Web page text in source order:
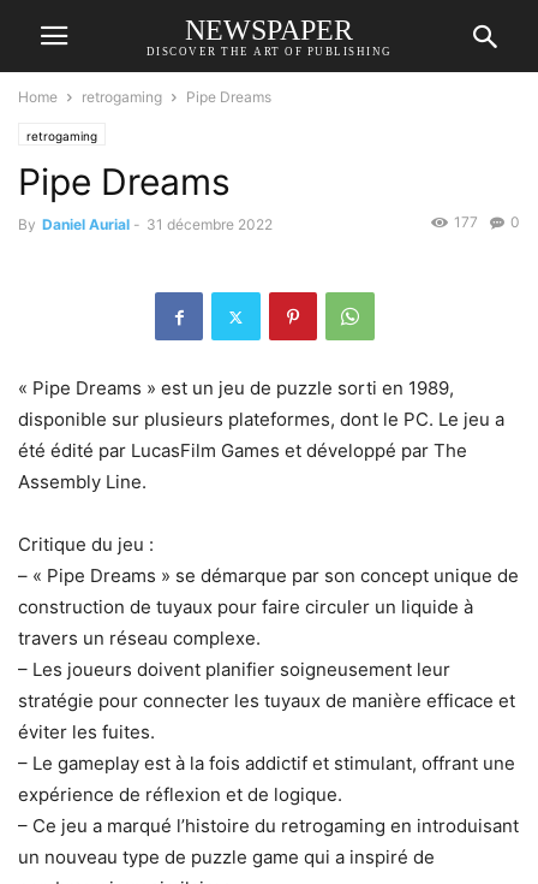
NEWSPAPER
DISCOVER THE ART OF PUBLISHING
Home retrogaming Pipe Dreams
retrogaming
Pipe Dreams
By Daniel Aurial - 31 décembre 2022 0
177
« Pipe Dreams » est un jeu de puzzle sorti en 1989,
disponible sur plusieurs plateformes, dont le PC. Le jeu a
été édité par LucasFilm Games et développé par The
Assembly Line.
Critique du jeu :
– « Pipe Dreams » se démarque par son concept unique de
construction de tuyaux pour faire circuler un liquide à
travers un réseau complexe.
– Les joueurs doivent planifier soigneusement leur
stratégie pour connecter les tuyaux de manière efficace et
éviter les fuites.
– Le gameplay est à la fois addictif et stimulant, offrant une
expérience de réflexion et de logique.
– Ce jeu a marqué l’histoire du retrogaming en introduisant
un nouveau type de puzzle game qui a inspiré de